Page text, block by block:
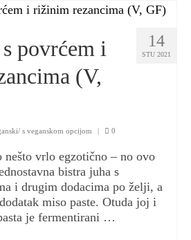
14
STU 2021
povrćem i
(V,
s veganskom opcijom | 0
nešto vrlo egzotično – no ovo
bistra juha s
i drugim dodacima po želji, a
miso paste. Otuda joj i
je fermentirani …